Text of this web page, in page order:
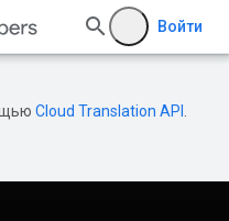
Войти
Cloud Translation API